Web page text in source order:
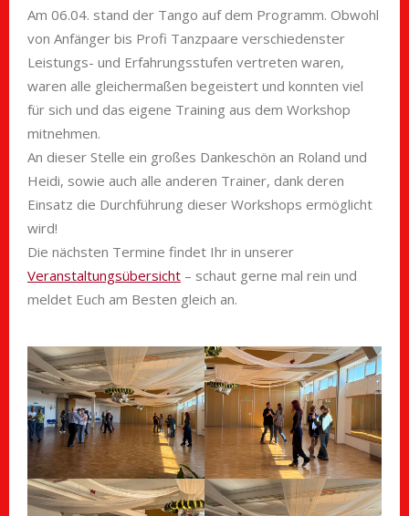
Am 06.04. stand der Tango auf dem Programm. Obwohl
von Anfänger bis Profi Tanzpaare verschiedenster
Leistungs- und Erfahrungsstufen vertreten waren,
waren alle gleichermaßen begeistert und konnten viel
für sich und das eigene Training aus dem Workshop
mitnehmen.
An dieser Stelle ein großes Dankeschön an Roland und
Heidi, sowie auch alle anderen Trainer, dank deren
Einsatz die Durchführung dieser Workshops ermöglicht
wird!
Die nächsten Termine findet Ihr in unserer
Veranstaltungsübersicht – schaut gerne mal rein und
meldet Euch am Besten gleich an.